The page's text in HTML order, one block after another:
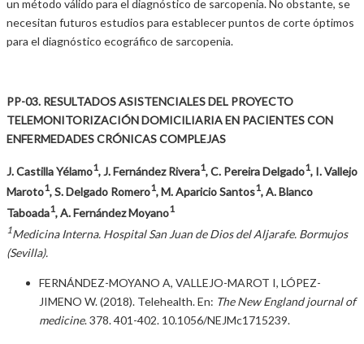
un método válido para el diagnóstico de sarcopenia. No obstante, se
necesitan futuros estudios para establecer puntos de corte óptimos
para el diagnóstico ecográfico de sarcopenia.
PP-03. RESULTADOS ASISTENCIALES DEL PROYECTO
TELEMONITORIZACIÓN DOMICILIARIA EN PACIENTES CON
ENFERMEDADES CRÓNICAS COMPLEJAS
J. Castilla Yélamo1, J. Fernández Rivera1, C. Pereira Delgado1, I. Vallejo
Maroto1, S. Delgado Romero1, M. Aparicio Santos1, A. Blanco
Taboada1, A. Fernández Moyano1
1Medicina Interna. Hospital San Juan de Dios del Aljarafe. Bormujos
(Sevilla).
FERNÁNDEZ-MOYANO A, VALLEJO-MAROT I, LÓPEZ-
JIMENO W. (2018). Telehealth. En: The New England journal of
medicine. 378. 401-402. 10.1056/NEJMc1715239.